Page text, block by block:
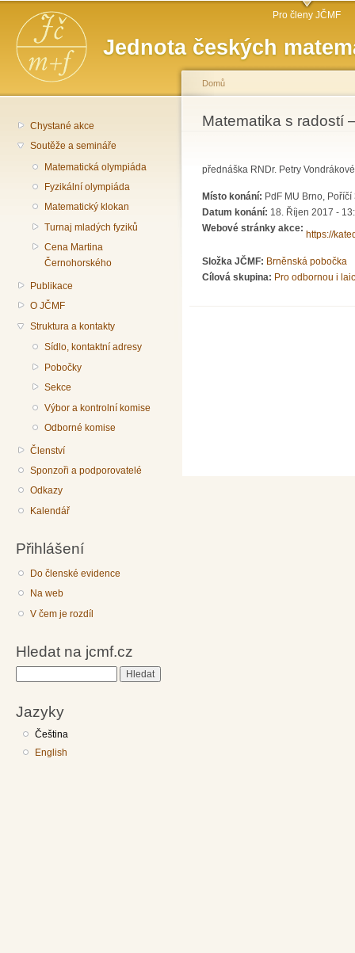
Jednota českých
Hlavní menu Pro členy JČMF
Chystané akce
Soutěže a semináře
Matematická olympiáda
Fyzikální olympiáda
Matematický klokan
Turnaj mladých fyziků
Cena Martina
Černohorského
Publikace
O JČMF
Struktura a kontakty
Sídlo, kontaktní adresy
Pobočky
Sekce
Výbor a kontrolní komise
Odborné komise
Členství
Sponzoři a podporovatelé
Odkazy
Kalendář
Přihlášení
Do členské evidence
Na web
V čem je rozdíl
Hledat na jcmf.cz
Jazyky
Čeština
English
Jste zde
Domů
Matematika s radostí
přednáška RNDr. Petry
Místo konání: PdF MU Brno,
Datum konání: 18. Říjen 2017 -
Webové stránky akce:
https://
Složka JČMF: Brněnská pobočka
Cílová skupina: Pro odbornou i